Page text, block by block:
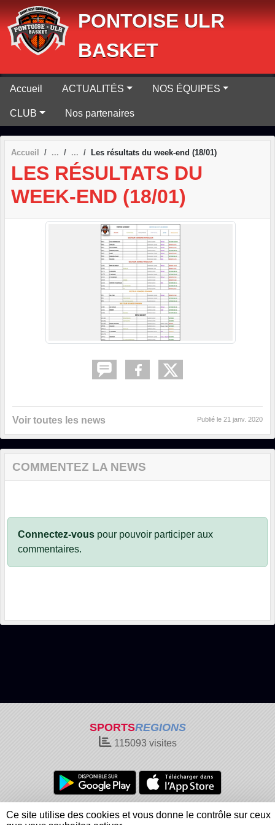
PONTOISE ULR
BASKET
Accueil ACTUALITÉS NOS ÉQUIPES
CLUB Nos partenaires
Accueil Les résultats du week-end (18/01)
LES RÉSULTATS DU
WEEK-END (18/01)
Voir toutes les news Publié le 21 janv. 2020
COMMENTEZ LA NEWS
Connectez-vous pour pouvoir participer aux
commentaires.
SPORTSREGIONS
115093 visites
Charte cookies
Gestion des cookies
Panneau de gestion des cookies
Ce site utilise des cookies et vous donne le contrôle sur ceux